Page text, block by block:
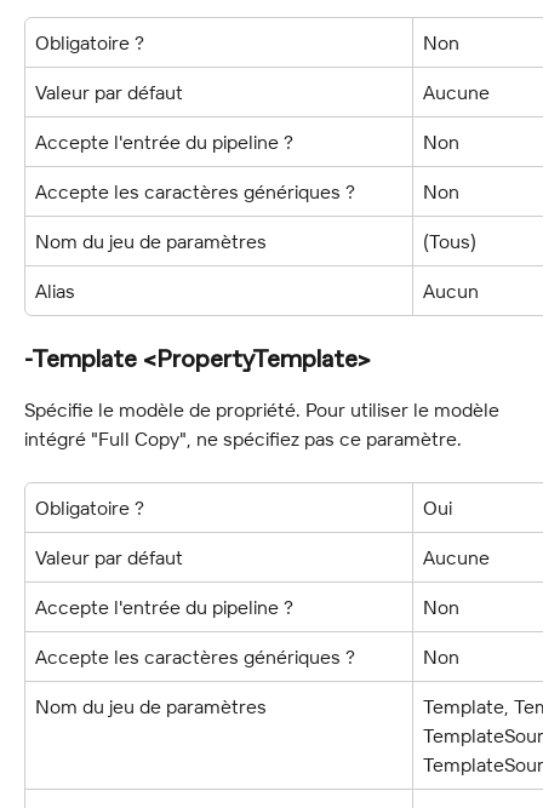
Obligatoire ? Non
Valeur par défaut Aucune
Accepte l'entrée du pipeline ? Non
Accepte les caractères génériques ? Non
Nom du jeu de paramètres (Tous)
Alias Aucun
-Template <PropertyTemplate>
Spécifie le modèle de propriété. Pour utiliser le modèle
intégré "Full Copy", ne spécifiez pas ce paramètre.
Obligatoire ? Oui
Valeur par défaut Aucune
Accepte l'entrée du pipeline ? Non
Accepte les caractères génériques ? Non
Nom du jeu de paramètres
Template,